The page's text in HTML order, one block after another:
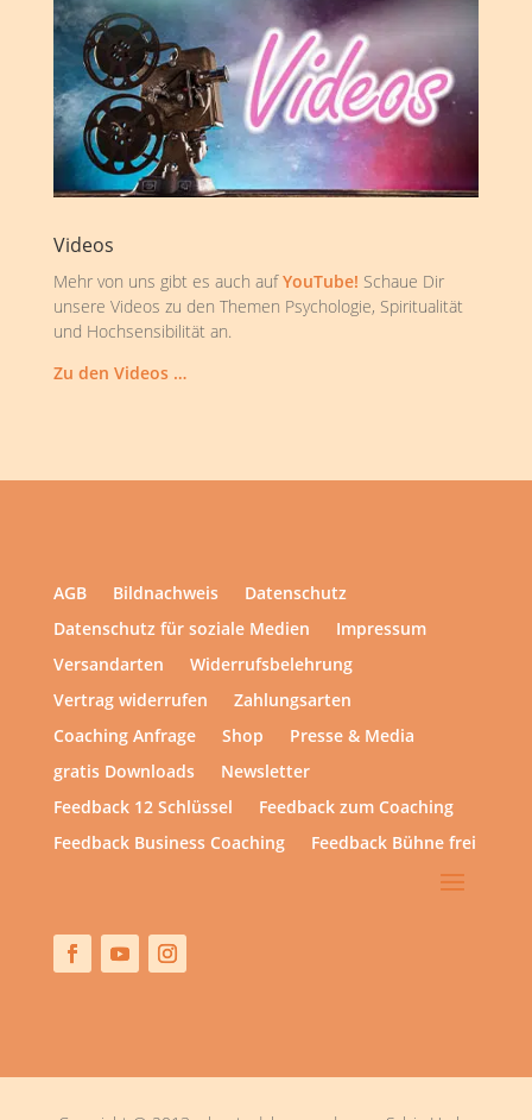
Videos
Mehr von uns gibt es auch aufYouTube! Schaue Dir
unsere Videos zu den Themen Psychologie, Spiritualität
und Hochsensibilität an.
Zu den Videos …
AGB Bildnachweis
Datenschutz
Datenschutz für soziale Medien
Impressum
Versandarten
Widerrufsbelehrung
Vertrag widerrufen
Zahlungsarten
Coaching Anfrage
Shop
Presse & Media
gratis Downloads
Newsletter
Feedback 12 Schlüssel
Feedback zum Coaching
Feedback Business Coaching
Feedback Bühne frei